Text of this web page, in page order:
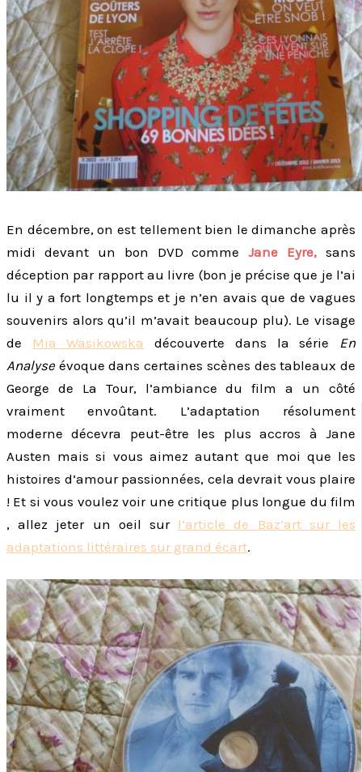
En décembre, on est tellement bien le dimanche après
midi devant un bon DVD commeJane Eyre, sans
déception par rapport au livre (bon je précise que je l’ai
lu il y a fort longtemps et je n’en avais que de vagues
souvenirs alors qu’il m’avait beaucoup plu). Le visage
de Mia Wasikowska découverte dans la série En
Analyse évoque dans certaines scènes des tableaux de
George de La Tour, l’ambiance du film a un côté
vraiment envoûtant. L’adaptation résolument
moderne décevra peut-être les plus accros à Jane
Austen mais si vous aimez autant que moi que les
histoires d’amour passionnées, cela devrait vous plaire
! Et si vous voulez voir une critique plus longue du film
, allez jeter un oeil sur l’article de Baz’art sur les
adaptations littéraires sur grand écart.